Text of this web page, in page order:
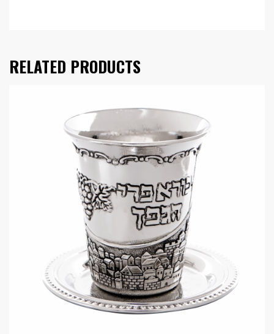
RELATED PRODUCTS